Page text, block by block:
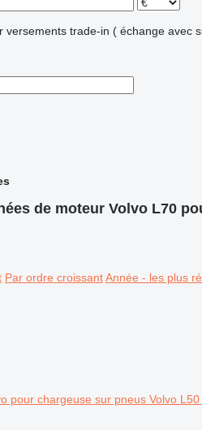
versements trade-in ( échange avec
de moteur Volvo L70
Par ordre croissant Année - les plus